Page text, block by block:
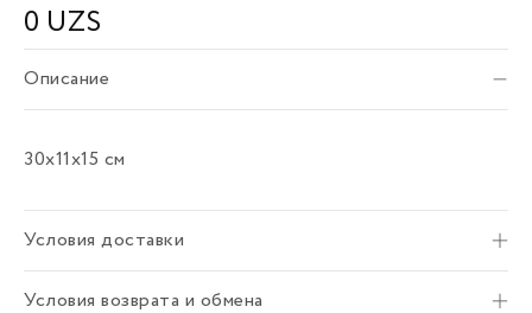
0 UZS
Описание
30х11х15 см
Условия доставки
Условия возврата и обмена